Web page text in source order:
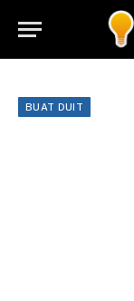
BUAT DUIT